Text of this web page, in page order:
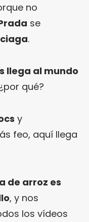
no
se
.
llega al mundo
qué?
y
feo, aquí llega
de arroz es
, y nos
los vídeos